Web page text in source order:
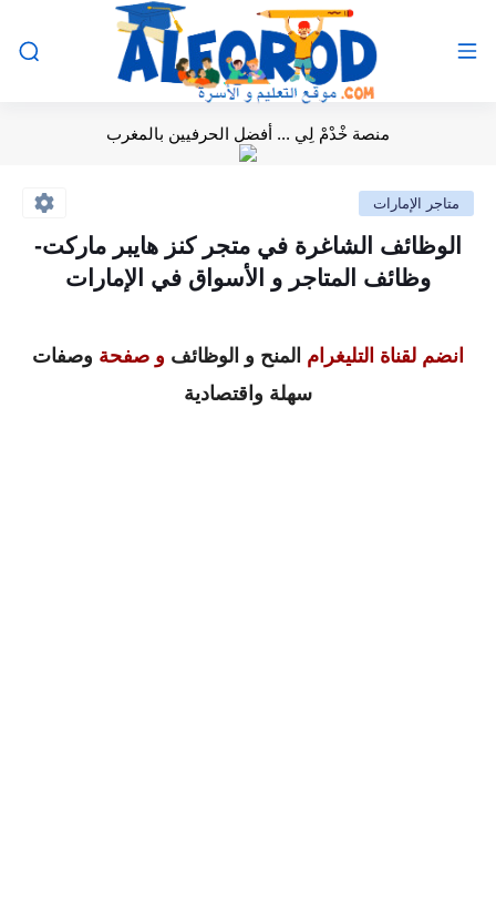
منصة خْدْمْ لِي ... أفضل الحرفيين بالمغرب
متاجر الإمارات
الوظائف الشاغرة في متجر كنز هايبر ماركت-
وظائف المتاجر و الأسواق في الإمارات
انضم لقناة التليغرام المنح و الوظائف و صفحة وصفات
سهلة واقتصادية